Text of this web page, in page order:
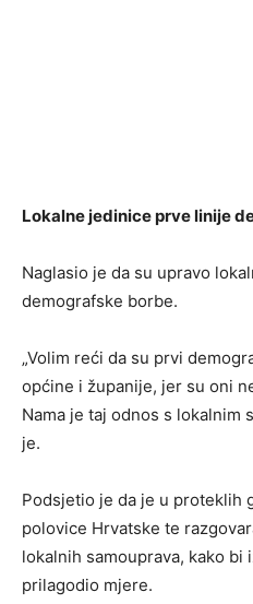
Lokalne jedinice prve linije
Naglasio je da su upravo
demografske borbe.
„Volim reći da su prvi
općine i županije, jer su oni
Nama je taj odnos s lokalnim
je.
Podsjetio je da je u proteklih
polovice Hrvatske te
lokalnih samouprava, kako
prilagodio mjere.